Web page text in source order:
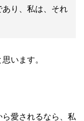
り、私は、それ
います。
愛されるなら、私